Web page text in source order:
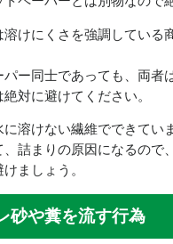
けにくさを強調してい
パー同士であっても、両
対に避けてください。
溶けない繊維でできてい
、詰まりの原因になるの
ましょう。
砂や糞を流す行為